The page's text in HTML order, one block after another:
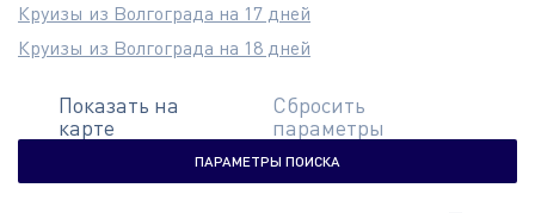
Круизы из Волгограда на 17 дней
Круизы из Волгограда на 18 дней
Показать на
карте
Сбросить
параметры
ПАРАМЕТРЫ ПОИСКА